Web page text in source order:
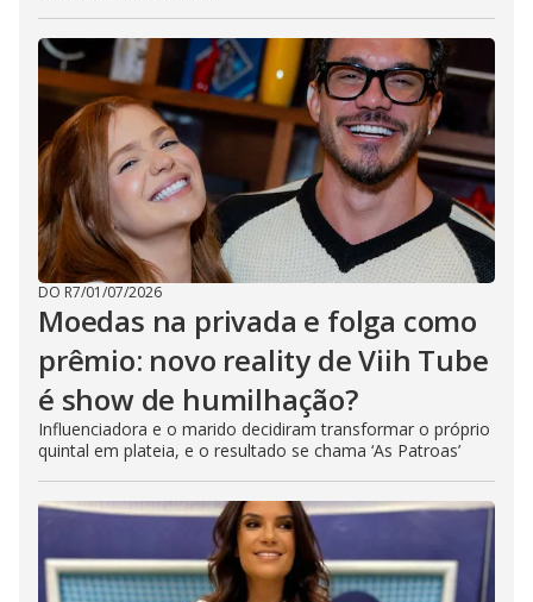
DO R7/01/07/2026
Moedas na privada e folga como
prêmio: novo reality de Viih Tube
é show de humilhação?
Influenciadora e o marido decidiram transformar o próprio
quintal em plateia, e o resultado se chama ‘As Patroas’